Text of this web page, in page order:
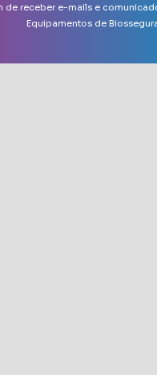
de receber e-mails e
Equipamentos de